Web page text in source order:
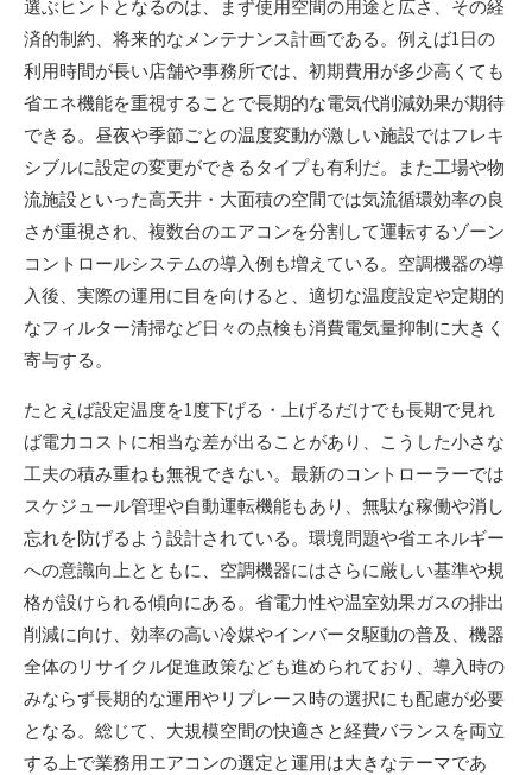
選ぶヒントとなるのは、まず使用空間の用途と広さ、その経
済的制約、将来的なメンテナンス計画である。例えば1日の
利用時間が長い店舗や事務所では、初期費用が多少高くても
省エネ機能を重視することで長期的な電気代削減効果が期待
できる。昼夜や季節ごとの温度変動が激しい施設ではフレキ
シブルに設定の変更ができるタイプも有利だ。また工場や物
流施設といった高天井・大面積の空間では気流循環効率の良
さが重視され、複数台のエアコンを分割して運転するゾーン
コントロールシステムの導入例も増えている。空調機器の導
入後、実際の運用に目を向けると、適切な温度設定や定期的
なフィルター清掃など日々の点検も消費電気量抑制に大きく
寄与する。
たとえば設定温度を1度下げる・上げるだけでも長期で見れ
ば電力コストに相当な差が出ることがあり、こうした小さな
工夫の積み重ねも無視できない。最新のコントローラーでは
スケジュール管理や自動運転機能もあり、無駄な稼働や消し
忘れを防げるよう設計されている。環境問題や省エネルギー
への意識向上とともに、空調機器にはさらに厳しい基準や規
格が設けられる傾向にある。省電力性や温室効果ガスの排出
削減に向け、効率の高い冷媒やインバータ駆動の普及、機器
全体のリサイクル促進政策なども進められており、導入時の
みならず長期的な運用やリプレース時の選択にも配慮が必要
となる。総じて、大規模空間の快適さと経費バランスを両立
する上で業務用エアコンの選定と運用は大きなテーマであ